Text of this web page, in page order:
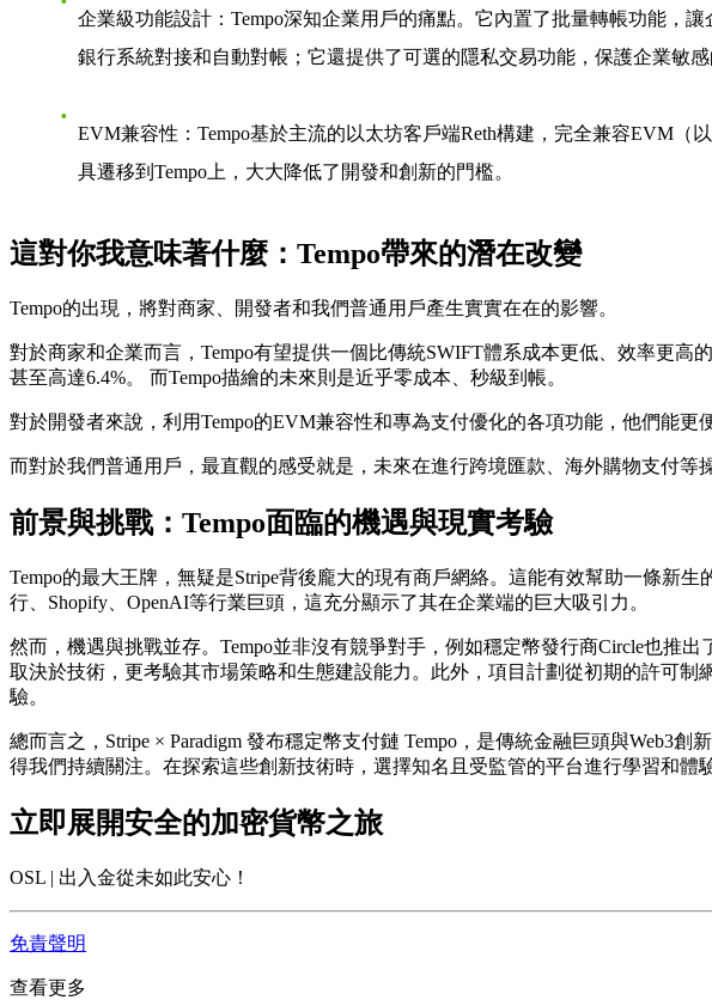
企業級功能設計 ：Tempo深知企業用戶的痛點。它內置了批量轉帳功能，
銀行系統對接和自動對帳；它還提供了可選的隱私交易功能，保護企業敏感
EVM兼容性 ：Tempo基於主流的以太坊客戶端Reth構建，完全兼容EVM
具遷移到Tempo上，大大降低了開發和創新的門檻。
這對你我意味著什麼：Tempo帶來的潛在改變
Tempo的出現，將對商家、開發者和我們普通用戶產生實實在在的影響。
對於商家和企業而言，Tempo有望提供一個比傳統SWIFT體系成本更低、效率更
甚至高達6.4%。 而Tempo描繪的未來則是近乎零成本、秒級到帳。
對於開發者來說，利用Tempo的EVM兼容性和專為支付優化的各項功能，他們能
而對於我們普通用戶，最直觀的感受就是，未來在進行跨境匯款、海外購物支付
前景與挑戰：Tempo面臨的機遇與現實考驗
Tempo的最大王牌，無疑是Stripe背後龐大的現有商戶網絡。這能有效幫助一條新
行、Shopify、OpenAI等行業巨頭，這充分顯示了其在企業端的巨大吸引力。
然而，機遇與挑戰並存。Tempo並非沒有競爭對手，例如穩定幣發行商Circle也推
取決於技術，更考驗其市場策略和生態建設能力。此外，項目計劃從初期的許可
驗。
總而言之， Stripe × Paradigm 發布穩定幣支付鏈 Tempo ，是傳統金融巨頭與Web3
得我們持續關注。在探索這些創新技術時，選擇知名且受監管的平台進行學習和體
立即展開安全的加密貨幣之旅
OSL | 出入金從未如此安心！
免責聲明
查看更多